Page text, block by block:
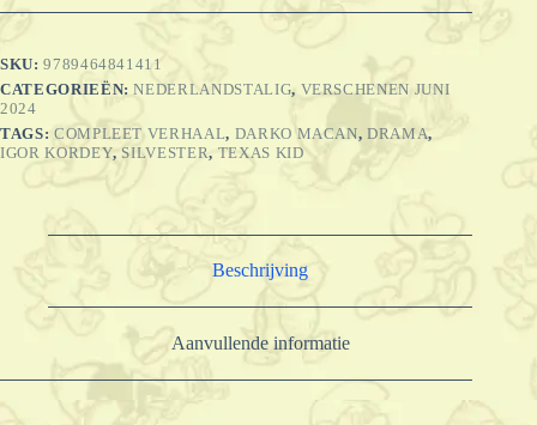
aantal
SKU:9789464841411
CATEGORIEËN:NEDERLANDSTALIG, VERSCHENEN JUNI
2024
TAGS: COMPLEET VERHAAL, DARKO MACAN,DRAMA,
IGOR KORDEY, SILVESTER, TEXAS KID
Beschrijving
Aanvullende informatie